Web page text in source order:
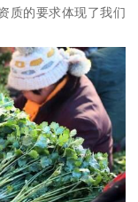
质的要求体现了我们